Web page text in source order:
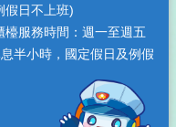
假日不上班)
服務時間：週一至週五
半小時，國定假日及例假